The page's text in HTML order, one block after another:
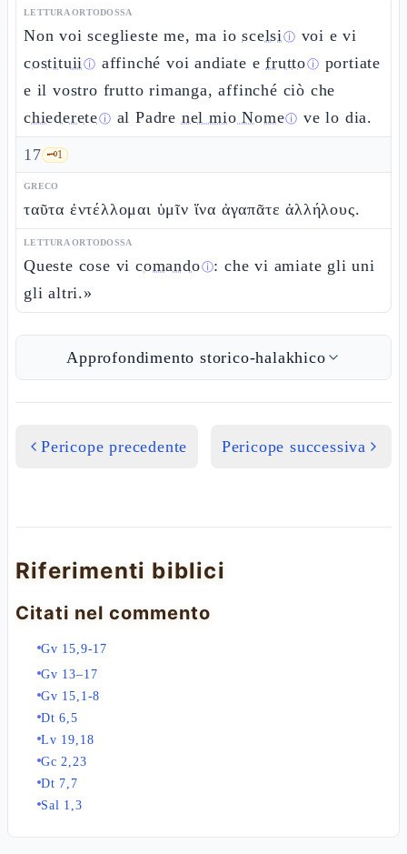
LETTURA ORTODOSSA
Non voi sceglieste me, ma ioscelsiⓘ voi e vi
costituiiⓘ affinché voi andiate efruttoⓘ portiate
e il vostro frutto rimanga, affinché ciò che
chiedereteⓘ al Padre nel mio Nomeⓘ ve lo dia.
17 🗝️1
GRECO
ταῦτα ἐντέλλομαι ὑμῖν ἵνα ἀγαπᾶτε ἀλλήλους.
LETTURA ORTODOSSA
Queste cose vicomandoⓘ: che vi amiate gli uni
gli altri.»
Approfondimento storico-halakhico
Pericope precedente Pericope successiva
Riferimenti biblici
Citati nel commento
Gv 15,9-17
Gv 13–17
Gv 15,1-8
Dt 6,5
Lv 19,18
Gc 2,23
Dt 7,7
Sal 1,3